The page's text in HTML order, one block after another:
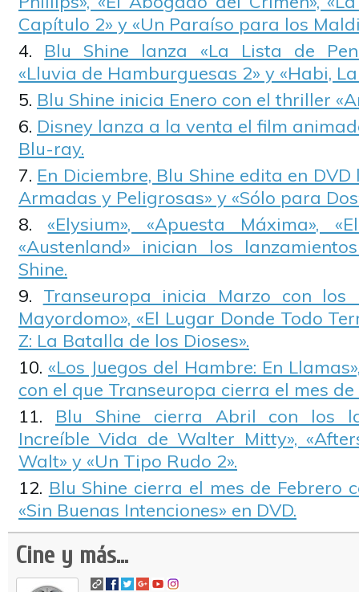
Capítulo 2» y «Un Paraíso para los
Blu Shine lanza «La Lista de
«Lluvia de Hamburguesas 2» y «Habi,
Blu Shine inicia Enero con el thriller
Disney lanza a la venta el film
Blu-ray.
En Diciembre, Blu Shine edita en
Armadas y Peligrosas» y «Sólo para
«Elysium», «Apuesta Máxima»,
«Austenland» inician los
Shine.
Transeuropa inicia Marzo con los
Mayordomo», «El Lugar Donde Todo
Z: La Batalla de los Dioses».
«Los Juegos del Hambre: En
con el que Transeuropa cierra el mes de
Blu Shine cierra Abril con los
Increíble Vida de Walter Mitty»,
Walt» y «Un Tipo Rudo 2».
Blu Shine cierra el mes de Febrero
«Sin Buenas Intenciones» en DVD.
Cine y más...